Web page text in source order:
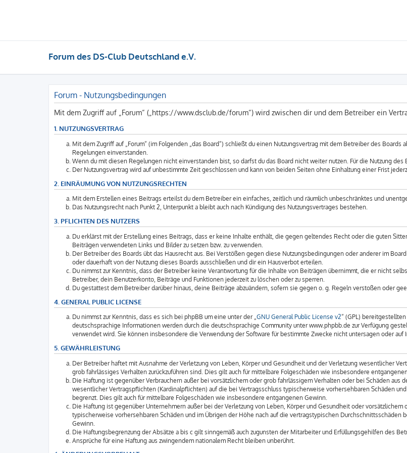
Forum des DS-Club Deutschland e.V.
Forum - Nutzungsbedingungen
Mit dem Zugriff auf „Forum“ („https://www.dsclub.de/forum“) wird zwischen dir und dem Betreiber ein
1. NUTZUNGSVERTRAG
Mit dem Zugriff auf „Forum“ (im Folgenden „das Board“) schließt du einen Nutzungsvertrag mit dem Betreiber des
Regelungen einverstanden.
Wenn du mit diesen Regelungen nicht einverstanden bist, so darfst du das Board nicht weiter nutzen. Für die Nutzung
Der Nutzungsvertrag wird auf unbestimmte Zeit geschlossen und kann von beiden Seiten ohne Einhaltung einer Frist
2. EINRÄUMUNG VON NUTZUNGSRECHTEN
Mit dem Erstellen eines Beitrags erteilst du dem Betreiber ein einfaches, zeitlich und räumlich unbeschränktes und
Das Nutzungsrecht nach Punkt 2, Unterpunkt a bleibt auch nach Kündigung des Nutzungsvertrages bestehen.
3. PFLICHTEN DES NUTZERS
Du erklärst mit der Erstellung eines Beitrags, dass er keine Inhalte enthält, die gegen geltendes Recht oder die guten
Beiträgen verwendeten Links und Bilder zu setzen bzw. zu verwenden.
Der Betreiber des Boards übt das Hausrecht aus. Bei Verstößen gegen diese Nutzungsbedingungen oder anderer im
oder dauerhaft von der Nutzung dieses Boards ausschließen und dir ein Hausverbot erteilen.
Du nimmst zur Kenntnis, dass der Betreiber keine Verantwortung für die Inhalte von Beiträgen übernimmt, die er nicht
Betreiber, dein Benutzerkonto, Beiträge und Funktionen jederzeit zu löschen oder zu sperren.
Du gestattest dem Betreiber darüber hinaus, deine Beiträge abzuändern, sofern sie gegen o. g. Regeln verstoßen oder
4. GENERAL PUBLIC LICENSE
Du nimmst zur Kenntnis, dass es sich bei phpBB um eine unter der „GNU General Public License v2“ (GPL)
deutschsprachige Informationen werden durch die deutschsprachige Community unter www.phpbb.de zur Verfügung
verwendet wird. Sie können insbesondere die Verwendung der Software für bestimmte Zwecke nicht untersagen oder auf
5. GEWÄHRLEISTUNG
Der Betreiber haftet mit Ausnahme der Verletzung von Leben, Körper und Gesundheit und der Verletzung wesentlicher
grob fahrlässiges Verhalten zurückzuführen sind. Dies gilt auch für mittelbare Folgeschäden wie insbesondere
Die Haftung ist gegenüber Verbrauchern außer bei vorsätzlichem oder grob fahrlässigem Verhalten oder bei Schäden aus
wesentlicher Vertragspflichten (Kardinalpflichten) auf die bei Vertragsschluss typischerweise vorhersehbaren Schäden
begrenzt. Dies gilt auch für mittelbare Folgeschäden wie insbesondere entgangenen Gewinn.
Die Haftung ist gegenüber Unternehmern außer bei der Verletzung von Leben, Körper und Gesundheit oder
typischerweise vorhersehbaren Schäden und im Übrigen der Höhe nach auf die vertragstypischen
Gewinn.
Die Haftungsbegrenzung der Absätze a bis c gilt sinngemäß auch zugunsten der Mitarbeiter und Erfüllungsgehilfen des
Ansprüche für eine Haftung aus zwingendem nationalem Recht bleiben unberührt.